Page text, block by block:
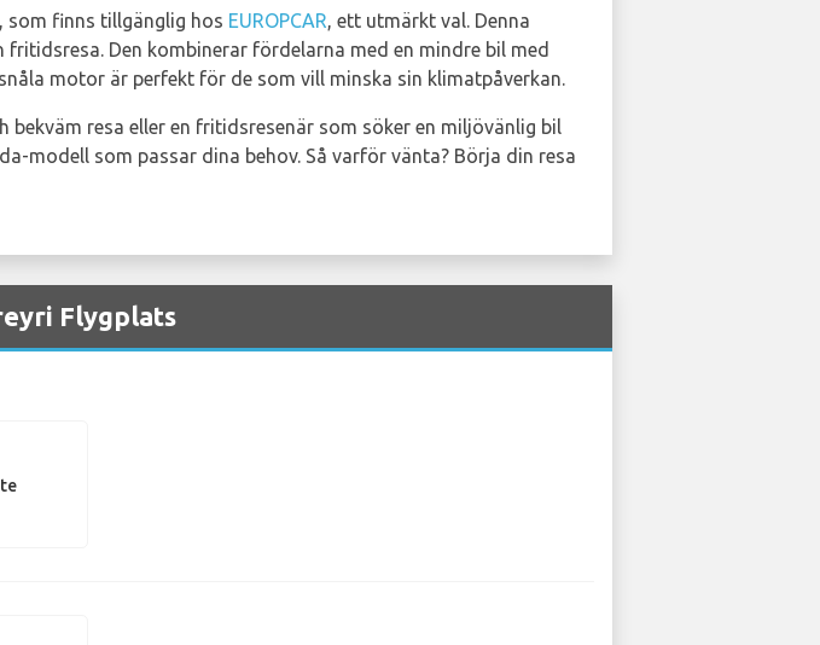
som finns tillgänglig hos EUROPCAR, ett utmärkt val. Denna
Den kombinerar fördelarna med en mindre bil med
motor är perfekt för de som vill minska sin klimatpåverkan.
resa eller en fritidsresenär som söker en miljövänlig bil
modell som passar dina behov. Så varför vänta? Börja din resa
Flygplats